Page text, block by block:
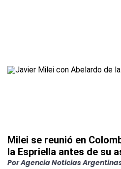
Milei se reunió en
la Espriella antes de su
PorAgencia Noticias